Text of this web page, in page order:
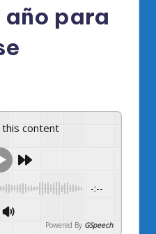
año para
this content
-:--
Powered By GSpeech